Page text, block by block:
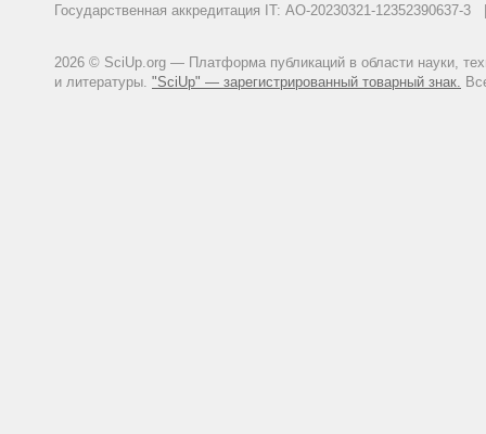
Государственная аккредитация IT: АО-20230321-
2026 © SciUp.org — Платформа публикаций в области науки,
и литературы. "SciUp" — зарегистрированный товарный знак.